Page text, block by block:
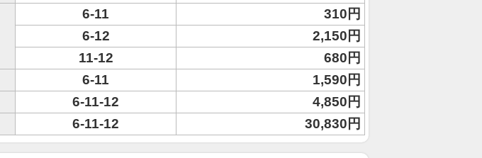
6-11
310円
6-12
2,150円
11-12
680円
6-11
1,590円
6-11-12
4,850円
6-11-12 30,830円